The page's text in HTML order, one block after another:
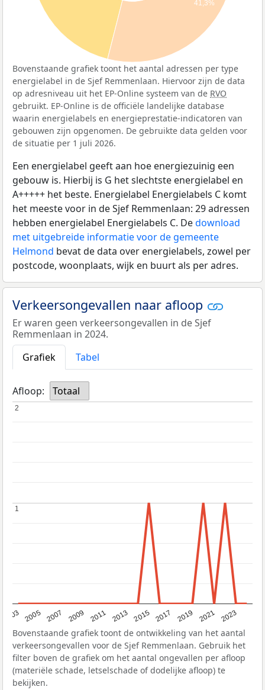
41,3%
Bovenstaande grafiek toont het aantal adressen per type
energielabel in de Sjef Remmenlaan. Hiervoor zijn de data
op adresniveau uit het EP-Online systeem van de RVO
gebruikt. EP-Online is de officiële landelijke database
waarin energielabels en energieprestatie-indicatoren van
gebouwen zijn opgenomen. De gebruikte data gelden voor
de situatie per 1 juli 2026.
Een energielabel geeft aan hoe energiezuinig een
gebouw is. Hierbij is G het slechtste energielabel en
A+++++ het beste. Energielabel Energielabels C komt
het meeste voor in de Sjef Remmenlaan: 29 adressen
hebben energielabel Energielabels C. Dedownload
met uitgebreide informatie voor de gemeente
Helmond bevat de data over energielabels, zowel per
postcode, woonplaats, wijk en buurt als per adres.
Verkeersongevallen naar afloop
Er waren geen verkeersongevallen in de Sjef
Remmenlaan in 2024.
Grafiek
Tabel
Afloop: Totaal
2003 2005 2007 2009 2011 2013 2015 2017 2019 2021 2023
1
1
2
2
Bovenstaande grafiek toont de ontwikkeling van het aantal
verkeersongevallen voor de Sjef Remmenlaan. Gebruik het
filter boven de grafiek om het aantal ongevallen per afloop
(materiële schade, letselschade of dodelijke afloop) te
bekijken.